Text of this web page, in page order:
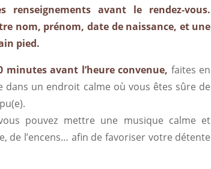
renseignements avant le rendez-vous.
nom, prénom, date de naissance, et une
pied.
minutes avant l’heure convenue, faites en
dans un endroit calme où vous êtes sûre de
pouvez mettre une musique calme et
de l’encens… afin de favoriser votre détente